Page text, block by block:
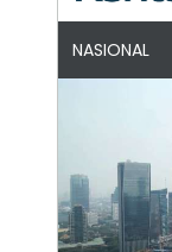
NASIONAL